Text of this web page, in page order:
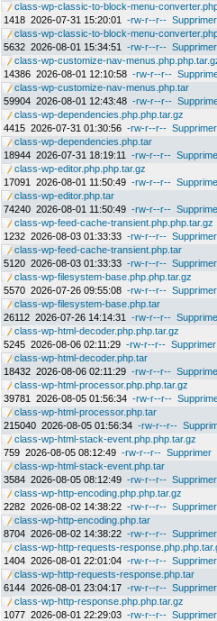
class-wp-classic-to-block-menu-
1418 2026-07-31 15:20:01 -rw-r--r-- Supprimer
class-wp-classic-to-block-menu-
5632 2026-08-01 15:34:51 -rw-r--r-- Supprimer
class-wp-customize-nav-
14386 2026-08-01 12:10:58 -rw-r--r--
class-wp-customize-nav-menus.php.tar
59904 2026-08-01 12:43:48 -rw-r--r--
class-wp-dependencies.php.php.tar.gz
4415 2026-07-31 01:30:56 -rw-r--r-- Supprimer
class-wp-dependencies.php.tar
18944 2026-07-31 18:19:11 -rw-r--r--
class-wp-editor.php.php.tar.gz
17091
2026-08-01 11:50:49 -rw-r--r--
class-wp-editor.php.tar
74240 2026-08-01 11:50:49 -rw-r--r--
class-wp-feed-cache-transient.php.php.tar.gz
1232 2026-08-03 01:33:33 -rw-r--r-- Supprimer
class-wp-feed-cache-transient.php.tar
5120 2026-08-03 01:33:33 -rw-r--r-- Supprimer
class-wp-filesystem-base.php.php.tar.gz
5570 2026-07-26 09:55:08 -rw-r--r-- Supprimer
class-wp-filesystem-base.php.tar
26112 2026-07-26 14:14:31 -rw-r--r--
class-wp-html-decoder.php.php.tar.gz
5245 2026-08-06 02:11:29 -rw-r--r-- Supprimer
class-wp-html-decoder.php.tar
18432 2026-08-06 02:11:29 -rw-r--r--
class-wp-html-processor.php.php.tar.gz
39781
2026-08-05 01:56:34 -rw-r--r--
class-wp-html-processor.php.tar
215040 2026-08-05 01:56:34 -rw-r--r--
class-wp-html-stack-event.php.php.tar.gz
759 2026-08-05 08:12:49 -rw-r--r-- Supprimer
class-wp-html-stack-event.php.tar
3584 2026-08-05 08:12:49 -rw-r--r-- Supprimer
class-wp-http-encoding.php.php.tar.gz
2282 2026-08-02 14:38:22 -rw-r--r-- Supprimer
class-wp-http-encoding.php.tar
8704 2026-08-02 14:38:22 -rw-r--r-- Supprimer
class-wp-http-requests-
1404 2026-08-01 22:01:04 -rw-r--r-- Supprimer
class-wp-http-requests-response.php.tar
6144 2026-08-01 23:04:17 -rw-r--r-- Supprimer
class-wp-http-response.php.php.tar.gz
1077 2026-08-01 22:29:03 -rw-r--r-- Supprimer